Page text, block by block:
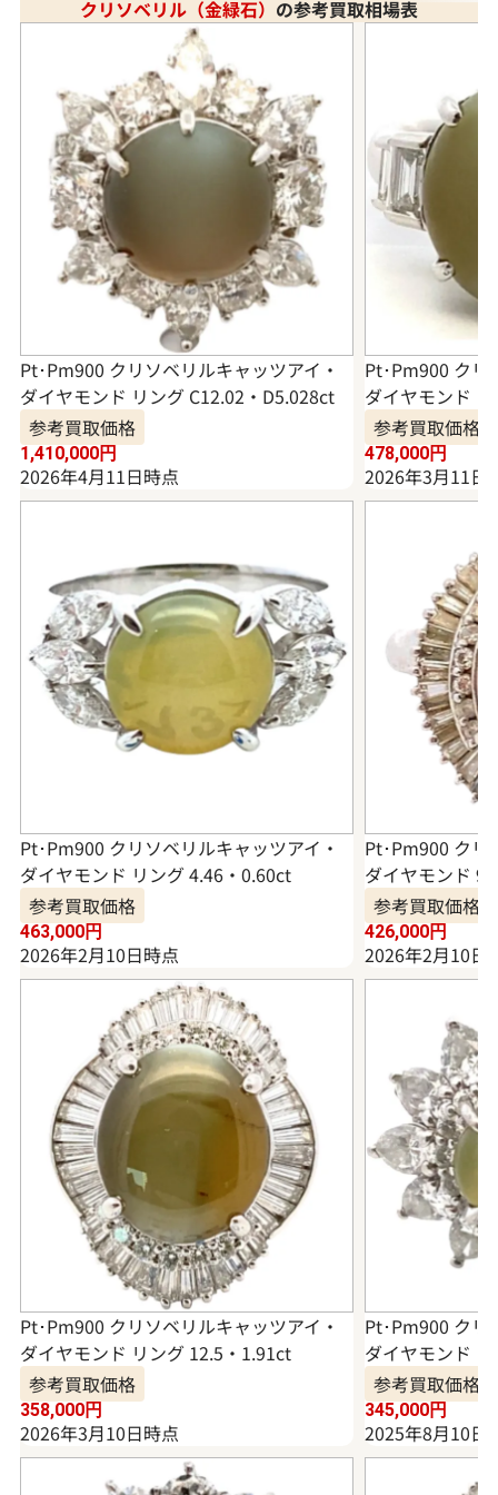
クリソベリル（金緑石） の参考買取相場表
Pt･Pm900 クリソベリルキャッツアイ・
ダイヤモンド リング C12.02・D5.028ct
参考買取価格
1,410,000円
2026年4月11日時点
Pt･Pm900 クリ
ダイヤモンド
参考買取価格
478,000円
2026年3月11日
Pt･Pm900 クリソベリルキャッツアイ・
ダイヤモンド リング 4.46・0.60ct
参考買取価格
463,000円
2026年2月10日時点
Pt･Pm900 クリ
ダイヤモンド
参考買取価格
426,000円
2026年2月10日
Pt･Pm900 クリソベリルキャッツアイ・
ダイヤモンド リング 12.5・1.91ct
参考買取価格
358,000円
2026年3月10日時点
Pt･Pm900 クリ
ダイヤモンド
参考買取価格
345,000円
2025年8月10日